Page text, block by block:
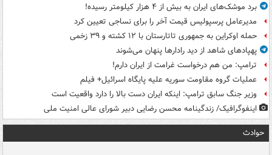
برد موشک‌های ایران به بیش از ۴ هزار کیلومتر رسیده!
مدیرعامل پرسپولیس قیمت آخر را برای نساجی تعیین کرد
حمله اوکراین به جمهوری تاتارستان با ۱۲ کشته و ۳۹ زخمی
پهپادهای شاهد از دید رادارها پنهان می‌شوند
ترامپ: من هم درخواست غرامت از ایران دارم!
عملیات گروه مقاومت سوریه علیه پایگاه اسرائیل+ فیلم
وزیر جنگ سابق ترامپ: اینکه ایران دست بالا را دارد واقعیت است
اینفوگرافیک/ زندگینامه محسن رضایی دبیر شورای عالی امنیت‌ ملی
حوادث